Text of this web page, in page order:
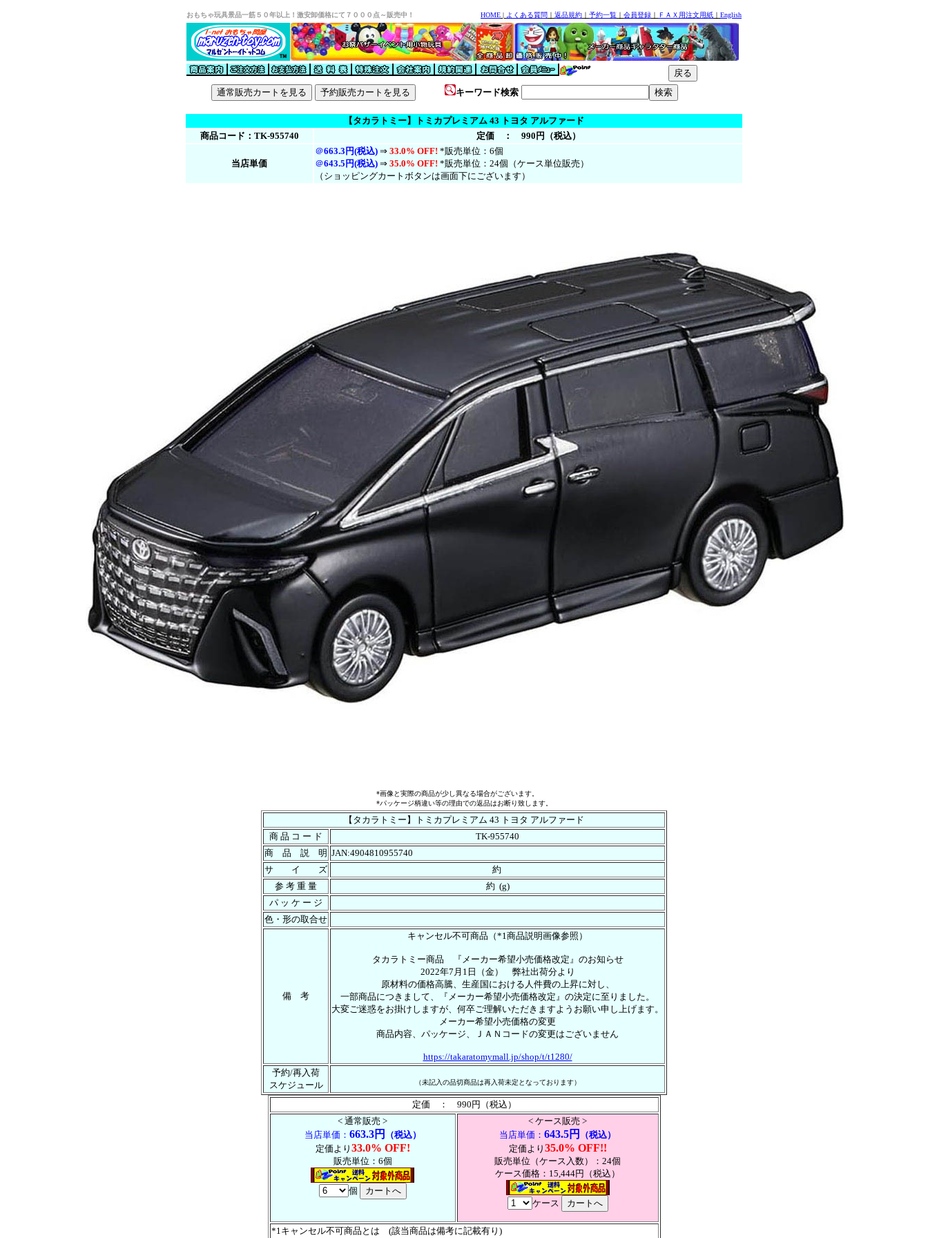
おもちゃ玩具景品一筋５０年以上！激安卸価格にて７０００点～販売中！ HOME | よくある質問 ｜ 返品規約 ｜ 予約一覧 ｜ 会員登録 ｜ ＦＡＸ用注文用紙 ｜ English
キーワード検索
【タカラトミー】トミカプレミアム 43 トヨタ アルファード
商品コード：TK-955740
定価 ： 990円（税込）
当店単価
＠663.3円(税込) ⇒ 33.0% OFF! *販売単位：6個
＠643.5円(税込) ⇒ 35.0% OFF! *販売単位：24個（ケース単位販売）
（ショッピングカートボタンは画面下にございます）
*画像と実際の商品が少し異なる場合がございます。
*パッケージ柄違い等の理由での返品はお断り致します。
【タカラトミー】トミカプレミアム 43 トヨタ アルファード
商 品 コ ー ド
TK-955740
商 品 説 明 JAN:4904810955740
サ イ ズ
約
参 考 重 量
約 (g)
パ ッ ケ ー ジ
色・形の取合せ
備 考
キャンセル不可商品（*1商品説明画像参照）
タカラトミー商品 『メーカー希望小売価格改定』のお知らせ
2022年7月1日（金） 弊社出荷分より
原材料の価格高騰、生産国における人件費の上昇に対し、
一部商品につきまして、『メーカー希望小売価格改定』の決定に至りました。
大変ご迷惑をお掛けしますが、何卒ご理解いただきますようお願い申し上げます。
メーカー希望小売価格の変更
商品内容、パッケージ、ＪＡＮコードの変更はございません
https://takaratomymall.jp/shop/t/t1280/
予約/再入荷
スケジュール
（未記入の品切商品は再入荷未定となっております）
定価 ： 990円（税込）
< 通常販売 >
当店単価： 663.3円
（税込）
定価より 33.0% OFF!
販売単位：6個
個
< ケース販売 >
当店単価： 643.5円
（税込）
定価より 35.0% OFF!!
販売単位（ケース入数）：24個
ケース価格：15,444円（税込）
ケース
*1キャンセル不可商品とは (該当商品は備考に記載有り)